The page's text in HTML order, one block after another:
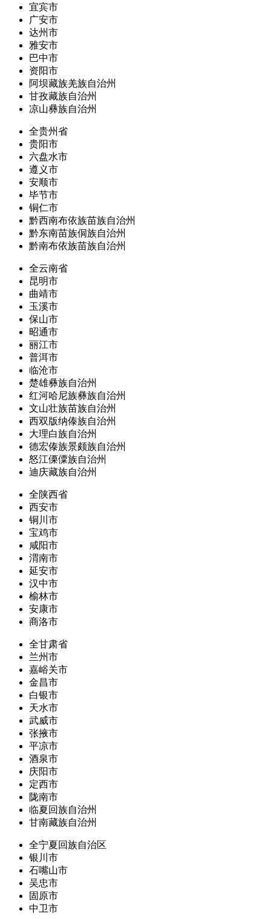
宜宾市
广安市
达州市
雅安市
巴中市
资阳市
阿坝藏族羌族自治州
甘孜藏族自治州
凉山彝族自治州
全贵州省
贵阳市
六盘水市
遵义市
安顺市
毕节市
铜仁市
黔西南布依族苗族自治州
黔东南苗族侗族自治州
黔南布依族苗族自治州
全云南省
昆明市
曲靖市
玉溪市
保山市
昭通市
丽江市
普洱市
临沧市
楚雄彝族自治州
红河哈尼族彝族自治州
文山壮族苗族自治州
西双版纳傣族自治州
大理白族自治州
德宏傣族景颇族自治州
怒江傈僳族自治州
迪庆藏族自治州
全陕西省
西安市
铜川市
宝鸡市
咸阳市
渭南市
延安市
汉中市
榆林市
安康市
商洛市
全甘肃省
兰州市
嘉峪关市
金昌市
白银市
天水市
武威市
张掖市
平凉市
酒泉市
庆阳市
定西市
陇南市
临夏回族自治州
甘南藏族自治州
全宁夏回族自治区
银川市
石嘴山市
吴忠市
固原市
中卫市